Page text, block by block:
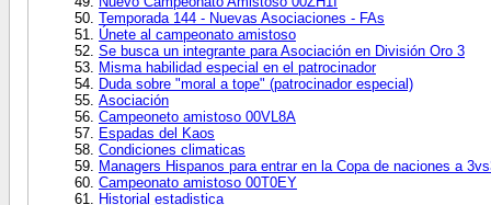
Temporada 144 - Nuevas Asociaciones - FAs
Únete al campeonato amistoso
Se busca un integrante para Asociación en División Oro 3
Misma habilidad especial en el patrocinador
Duda sobre "moral a tope" (patrocinador especial)
Asociación
Campeoneto amistoso 00VL8A
Espadas del Kaos
Condiciones climaticas
Managers Hispanos para entrar en la Copa de naciones a
Campeonato amistoso 00T0EY
Historial estadistica